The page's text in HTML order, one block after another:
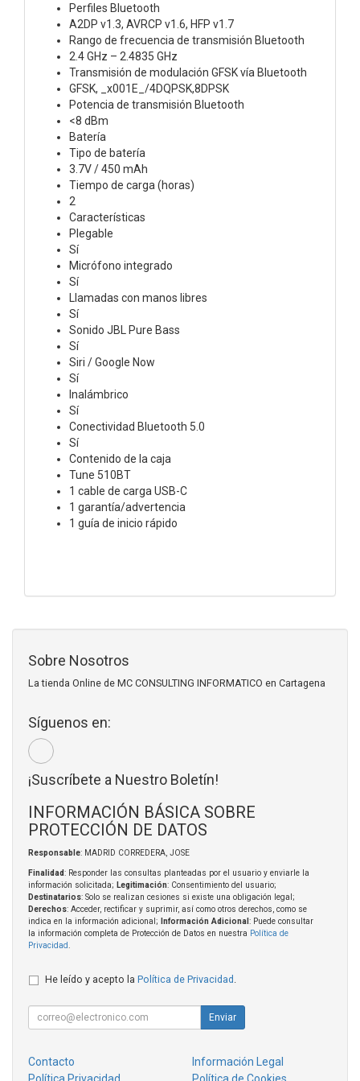
Perfiles Bluetooth
A2DP v1.3, AVRCP v1.6, HFP v1.7
Rango de frecuencia de transmisión Bluetooth
2.4 GHz – 2.4835 GHz
Transmisión de modulación GFSK vía Bluetooth
GFSK, _x001E_/4DQPSK,8DPSK
Potencia de transmisión Bluetooth
<8 dBm
Batería
Tipo de batería
3.7V / 450 mAh
Tiempo de carga (horas)
2
Características
Plegable
Sí
Micrófono integrado
Sí
Llamadas con manos libres
Sí
Sonido JBL Pure Bass
Sí
Siri / Google Now
Sí
Inalámbrico
Sí
Conectividad Bluetooth 5.0
Sí
Contenido de la caja
Tune 510BT
1 cable de carga USB-C
1 garantía/advertencia
1 guía de inicio rápido
Sobre Nosotros
La tienda Online de MC CONSULTING INFORMATICO en Cartagena
Síguenos en:
¡Suscríbete a Nuestro Boletín!
INFORMACIÓN BÁSICA SOBRE
PROTECCIÓN DE DATOS
Responsable: MADRID CORREDERA, JOSE
Finalidad: Responder las consultas planteadas por el usuario y enviarle la
información solicitada; Legitimación: Consentimiento del usuario;
Destinatarios: Solo se realizan cesiones si existe una obligación legal;
Derechos: Acceder, rectificar y suprimir, así como otros derechos, como se
indica en la información adicional;
Información Adicional : Puede consultar
la información completa de Protección de Datos en nuestra Política de
Privacidad
He leído y acepto la Política de Privacidad
Enviar
Contacto
Información Legal
Política Privacidad
Política de Cookies